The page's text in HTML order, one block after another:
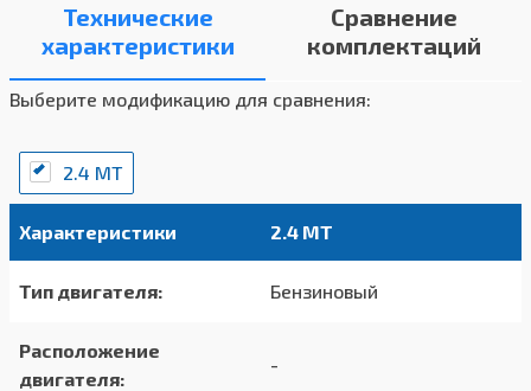
Технические
характеристики
Сравнение
комплектаций
Выберите модификацию для сравнения:
2.4 МТ
Характеристики 2.4 МТ
Тип двигателя: Бензиновый
Расположение
двигателя:
-